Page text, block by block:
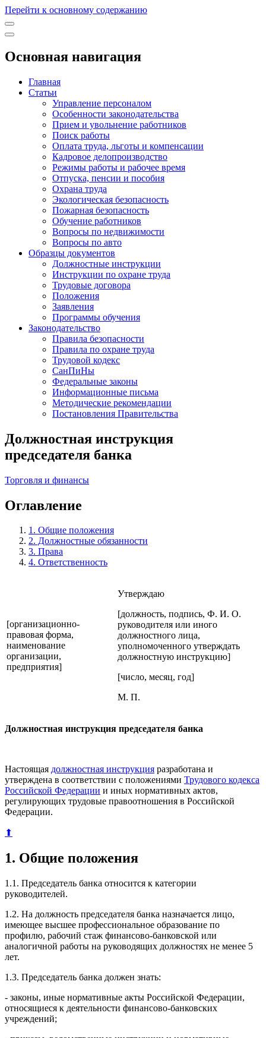
Перейти к основному содержанию
Основная навигация
Главная
Статьи
Управление персоналом
Особенности законодательства
Прием и увольнение работников
Поиск работы
Оплата труда, льготы и компенсации
Кадровое делопроизводство
Режимы работы и рабочее время
Отпуска, пенсии и пособия
Охрана труда
Экологическая безопасность
Пожарная безопасность
Обучение работников
Вопросы по недвижимости
Вопросы по авто
Образцы документов
Должностные инструкции
Инструкции по охране труда
Трудовые договора
Положения
Заявления
Программы обучения
Законодательство
Правила безопасности
Правила по охране труда
Трудовой кодекс
СанПиНы
Федеральные законы
Информационные письма
Методические рекомендации
Постановления Правительства
Должностная инструкция
председателя банка
Торговля и финансы
Оглавление
1. Общие положения
2. Должностные обязанности
3. Права
4. Ответственность
[организационно-
правовая форма,
наименование
организации,
предприятия]
Утверждаю
[должность, подпись, Ф. И. О.
руководителя или иного
должностного лица,
уполномоченного утверждать
должностную инструкцию]
[число, месяц, год]
М. П.
Должностная инструкция председателя банка
Настоящая должностная инструкция разработана и
утверждена в соответствии с положениями Трудового кодекса
Российской Федерации и иных нормативных актов,
регулирующих трудовые правоотношения в Российской
Федерации.
⬆
1. Общие положения
1.1. Председатель банка относится к категории
руководителей.
1.2. На должность председателя банка назначается лицо,
имеющее высшее профессиональное образование по
профилю, рабочий стаж финансово-банковской или
аналогичной работы на руководящих должностях не менее 5
лет.
1.3. Председатель банка должен знать:
- законы, иные нормативные акты Российской Федерации,
относящиеся к деятельности финансово-банковских
учреждений;